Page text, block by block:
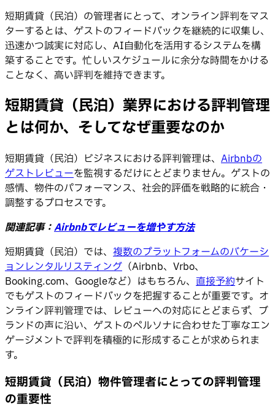
短期賃貸（民泊）の管理者にとって、オンライン評判をマス
ターするとは、ゲストのフィードバックを継続的に収集し、
迅速かつ誠実に対応し、AI自動化を活用するシステムを構
築することです。忙しいスケジュールに余分な時間をかける
ことなく、高い評判を維持できます。
短期賃貸（民泊）業界における評判管理
とは何か、そしてなぜ重要なのか
短期賃貸（民泊）ビジネスにおける評判管理は、 Airbnbの
ゲストレビューを監視するだけにとどまりません。ゲストの
感情、物件のパフォーマンス、社会的評価を戦略的に統合・
調整するプロセスです。
関連記事：Airbnbでレビューを増やす方法
短期賃貸（民泊）では、 複数のプラットフォームのバケーシ
ョンレンタルリスティング （Airbnb、Vrbo、
Booking.com、Googleなど）はもちろん、 直接予約サイト
でもゲストのフィードバックを把握することが重要です。オ
ンライン評判管理では、レビューへの対応にとどまらず、ブ
ランドの声に沿い、ゲストのペルソナに合わせた丁寧なエン
ゲージメントで評判を積極的に形成することが求められま
す。
短期賃貸（民泊）物件管理者にとっての評判管理
の重要性